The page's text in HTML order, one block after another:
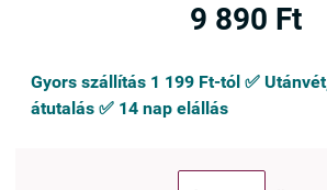
9 890 Ft
Gyors szállítás 1 199 Ft-tól ✅
átutalás ✅ 14 nap elállás